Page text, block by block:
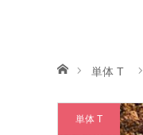
ホーム単体 T
単体 T